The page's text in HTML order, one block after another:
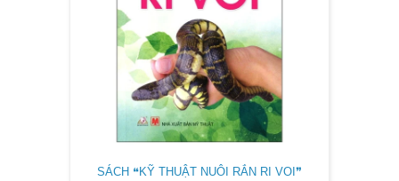
SÁCH ❝KỸ THUẬT NUÔI RẮN RI VOI❞